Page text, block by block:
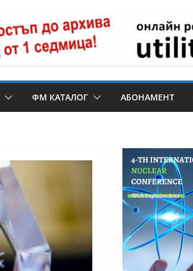
ФМ КАТАЛОГ АБОНАМЕНТ